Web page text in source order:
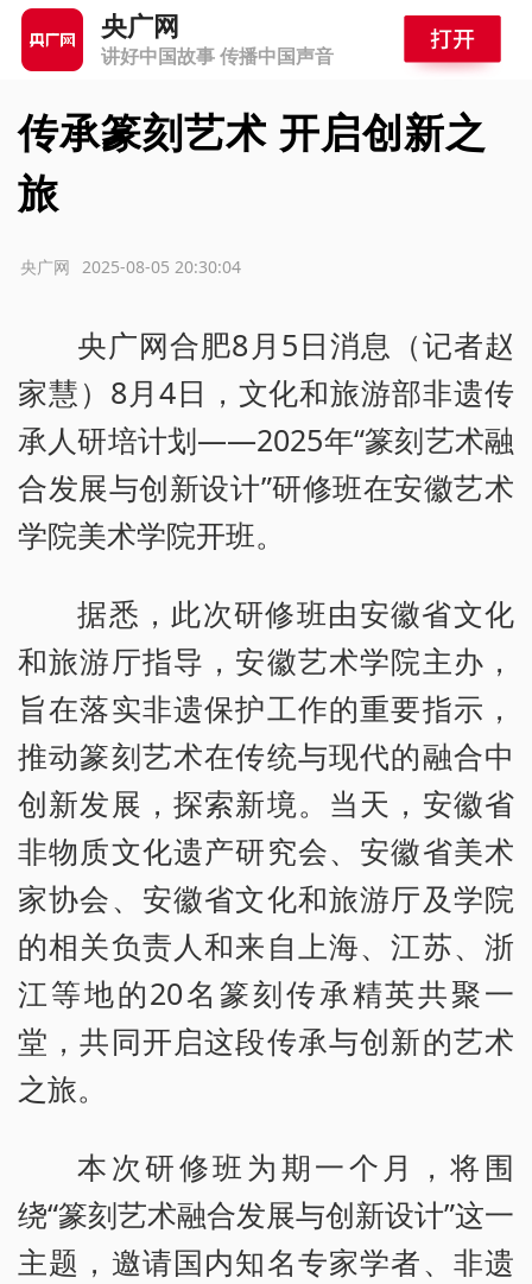
央广网
讲好中国故事 传播中国声音
传承篆刻艺术 开启创新之
旅
2025-08-05 20:30:04
央广网
央广网合肥8月5日消息（记者赵
家慧）8月4日，文化和旅游部非遗传
承人研培计划——2025年“篆刻艺术融
合发展与创新设计”研修班在安徽艺术
学院美术学院开班。
据悉，此次研修班由安徽省文化
和旅游厅指导，安徽艺术学院主办，
旨在落实非遗保护工作的重要指示，
推动篆刻艺术在传统与现代的融合中
创新发展，探索新境。当天，安徽省
非物质文化遗产研究会、安徽省美术
家协会、安徽省文化和旅游厅及学院
的相关负责人和来自上海、江苏、浙
江等地的20名篆刻传承精英共聚一
堂，共同开启这段传承与创新的艺术
之旅。
本次研修班为期一个月，将围
绕“篆刻艺术融合发展与创新设计”这一
主题，邀请国内知名专家学者、非遗